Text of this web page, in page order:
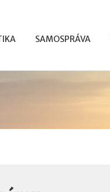
SAMOSPRÁVA